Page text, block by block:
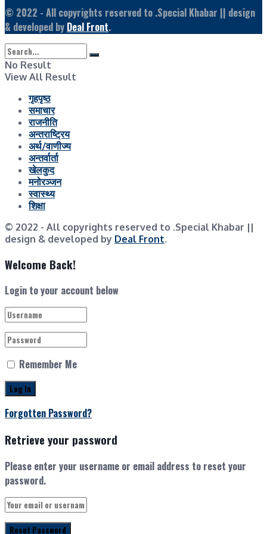
© 2022 - All copyrights reserved to .Special Khabar || design
& developed by Deal Front.
No Result
View All Result
गृहपृष्ठ
समाचार
राजनीति
अन्तराष्ट्रिय
अर्थ/वाणीज्य
अन्तर्वार्ता
खेलकुद
मनोरञ्जन
स्वास्थ्य
शिक्षा
© 2022 - All copyrights reserved to .Special Khabar ||
design & developed by Deal Front.
Welcome Back!
Login to your account below
Remember Me
Forgotten Password?
Retrieve your password
Please enter your username or email address to reset your
password.